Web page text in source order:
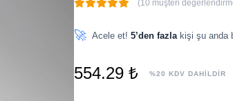
(10 müşteri
🚀 Acele et! 5’den fazlakişi şu anda
554.29 ₺ %20 KDV DAHİLDİR